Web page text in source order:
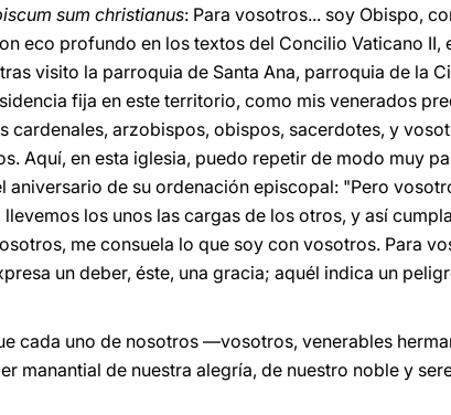
sum christianus: Para vosotros... soy Obispo,
eco profundo en los textos del Concilio Vaticano II,
visito la parroquia de Santa Ana, parroquia de la
fija en este territorio, como mis venerados
cardenales, arzobispos, obispos, sacerdotes, y
Aquí, en esta iglesia, puedo repetir de modo muy
aniversario de su ordenación episcopal: "Pero
los unos las cargas de los otros, y así
me consuela lo que soy con vosotros. Para
un deber, éste, una gracia; aquél indica un
cada uno de nosotros —vosotros, venerables
manantial de nuestra alegría, de nuestro noble y